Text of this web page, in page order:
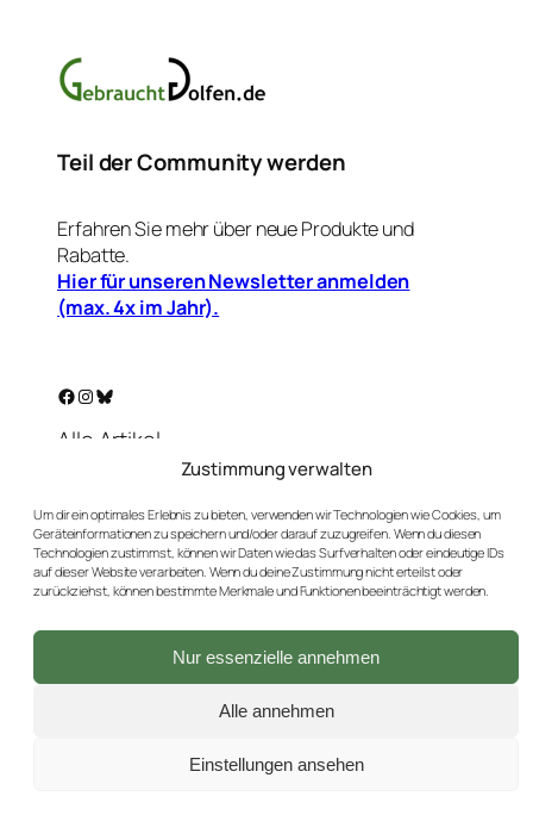
Zustimmung verwalten
Um dir ein optimales Erlebnis zu bieten, verwenden wir Technologien wie Cookies, um
Geräteinformationen zu speichern und/oder darauf zuzugreifen. Wenn du diesen
Technologien zustimmst, können wir Daten wie das Surfverhalten oder eindeutige IDs
auf dieser Website verarbeiten. Wenn du deine Zustimmung nicht erteilst oder
zurückziehst, können bestimmte Merkmale und Funktionen beeinträchtigt werden.
Nur essenzielle annehmen
Alle annehmen
Einstellungen ansehen
Teil der Community werden
Erfahren Sie mehr über neue Produkte und
Rabatte.
Hier für unseren Newsletter anmelden
(max. 4x im Jahr).
Facebook Instagram Bluesky
Alle Artikel
Unser Golf-Blog
Kontakt
AGBs
Versand & Rückgaben
Widerrufsbutton
2026 © GebrauchtGolfen.de